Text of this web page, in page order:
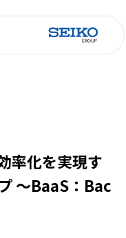
率化を実現す
～BaaS：Bac